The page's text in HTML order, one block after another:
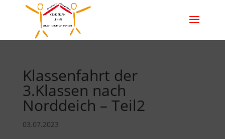
Klassenfahrt der
3.Klassen nach
Norddeich – Teil2
03.07.2023